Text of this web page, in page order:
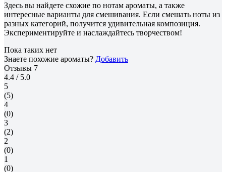
Здесь вы найдете схожие по нотам ароматы, а также
интересные варианты для смешивания. Если смешать ноты из
разных категорий, получится удивительная композиция.
Экспериментируйте и наслаждайтесь творчеством!
Пока таких нет
Знаете похожие ароматы? Добавить
Отзывы 7
4.4 / 5.0
5
(5)
4
(0)
3
(2)
2
(0)
1
(0)